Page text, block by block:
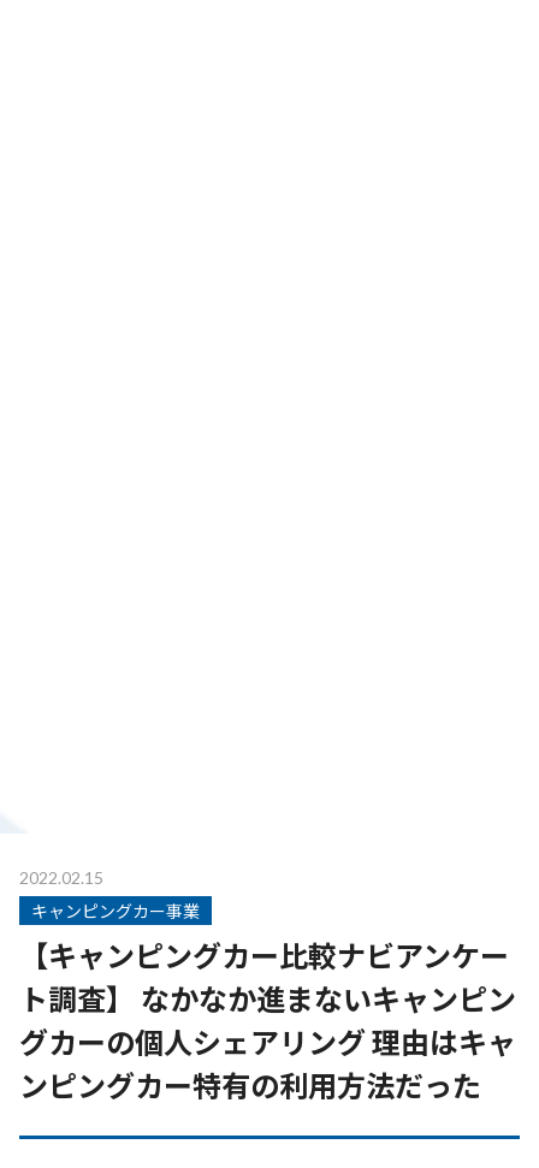
2022.02.15
キャンピングカー事業
【キャンピングカー比較ナビアンケー
ト調査】 なかなか進まないキャンピン
グカーの個人シェアリング 理由はキャ
ンピングカー特有の利用方法だった